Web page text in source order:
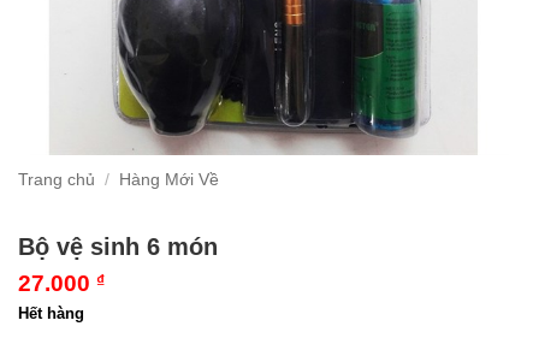
Trang chủ / Hàng Mới Về
Bộ vệ sinh 6 món
27.000 ₫
Hết hàng